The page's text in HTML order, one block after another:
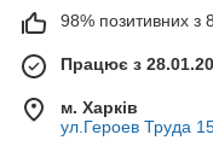
98% позитивних з
Працює з
м. Харків
ул.Героев Труда